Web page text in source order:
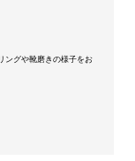
グや靴磨きの様子をお